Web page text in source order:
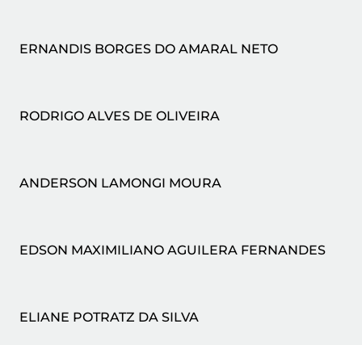
ERNANDIS BORGES DO AMARAL NETO
RODRIGO ALVES DE OLIVEIRA
ANDERSON LAMONGI MOURA
EDSON MAXIMILIANO AGUILERA FERNANDES
ELIANE POTRATZ DA SILVA